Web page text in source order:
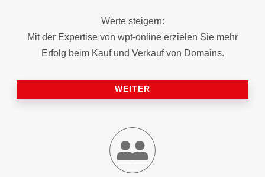
Werte steigern:
Mit der Expertise von wpt-online erzielen Sie mehr
Erfolg beim Kauf und Verkauf von Domains.
WEITER